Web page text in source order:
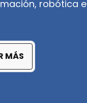
robótica e
MÁS